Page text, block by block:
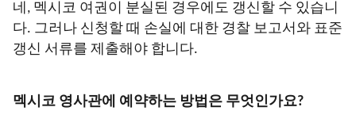
네, 멕시코 여권이 분실된 경우에도 갱신할 수 있습니
다. 그러나 신청할 때 손실에 대한 경찰 보고서와 표준
갱신 서류를 제출해야 합니다.
멕시코 영사관에 예약하는 방법은 무엇인가요?